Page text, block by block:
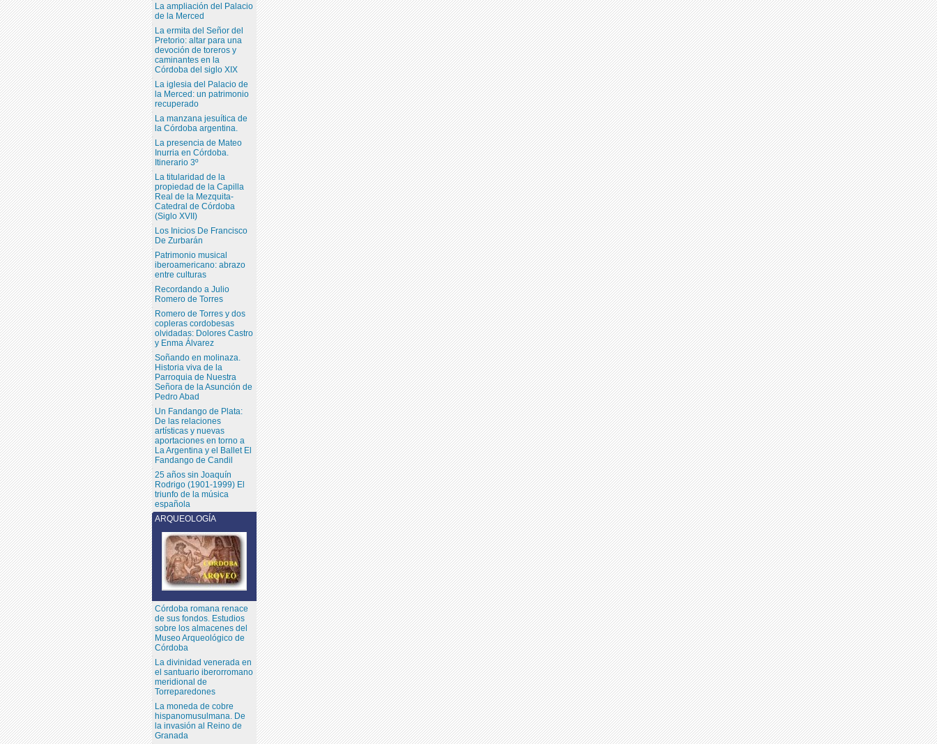
ARQUEOLOGÍA
Córdoba romana renace
de sus fondos. Estudios
sobre los almacenes del
Museo Arqueológico de
Córdoba
La divinidad venerada en
el santuario iberorromano
meridional de
Torreparedones
La moneda de cobre
hispanomusulmana. De
la invasión al Reino de
Granada
La ampliación del Palacio
de la Merced
La ermita del Señor del
Pretorio: altar para una
devoción de toreros y
caminantes en la
Córdoba del siglo XIX
La iglesia del Palacio de
la Merced: un patrimonio
recuperado
La manzana jesuítica de
la Córdoba argentina.
La presencia de Mateo
Inurria en Córdoba.
Itinerario 3º
La titularidad de la
propiedad de la Capilla
Real de la Mezquita-
Catedral de Córdoba
(Siglo XVII)
Los Inicios De Francisco
De Zurbarán
Patrimonio musical
iberoamericano: abrazo
entre culturas
Recordando a Julio
Romero de Torres
Romero de Torres y dos
copleras cordobesas
olvidadas: Dolores Castro
y Enma Álvarez
Soñando en molinaza.
Historia viva de la
Parroquia de Nuestra
Señora de la Asunción de
Pedro Abad
Un Fandango de Plata:
De las relaciones
artísticas y nuevas
aportaciones en torno a
La Argentina y el Ballet El
Fandango de Candil
25 años sin Joaquín
Rodrigo (1901-1999) El
triunfo de la música
española